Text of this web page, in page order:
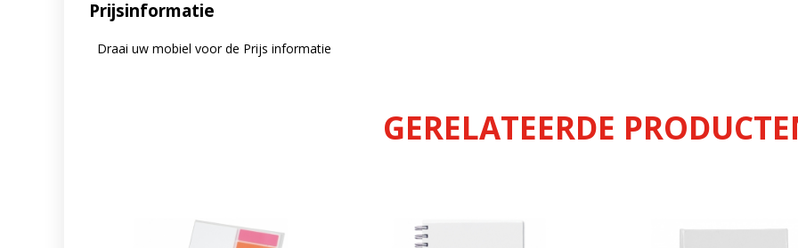
Prijsinformatie
Draai uw mobiel voor de Prijs informatie
GERELATEERDE